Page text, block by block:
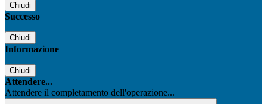
Chiudi
Successo
Chiudi
Informazione
Chiudi
Attendere...
Attendere il completamento dell'operazione...